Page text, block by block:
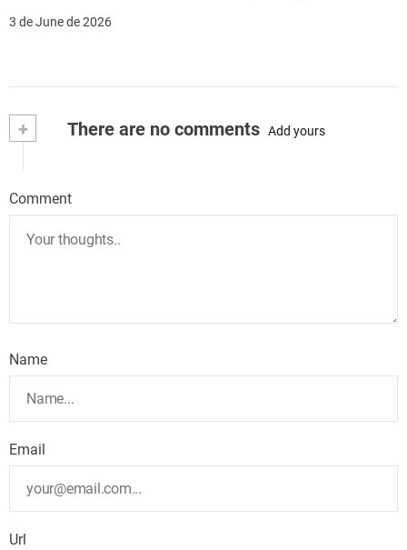
3 de June de 2026
+ There are no comments Add yours
Comment
Name
Email
Url